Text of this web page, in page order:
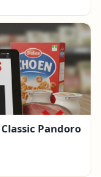
Pandoro